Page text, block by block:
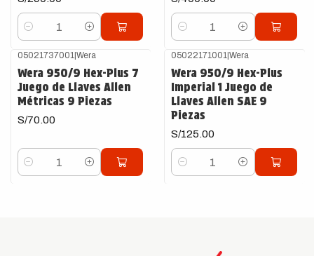
Cantidad Cantidad
05021737001 |Wera
Wera 950/9 Hex-Plus 7
Juego de Llaves Allen
Métricas 9 Piezas
S/70.00
Cantidad
05022171001 |Wera
Wera 950/9 Hex-Plus
Imperial 1 Juego de
Llaves Allen SAE 9
Piezas
S/125.00
Cantidad